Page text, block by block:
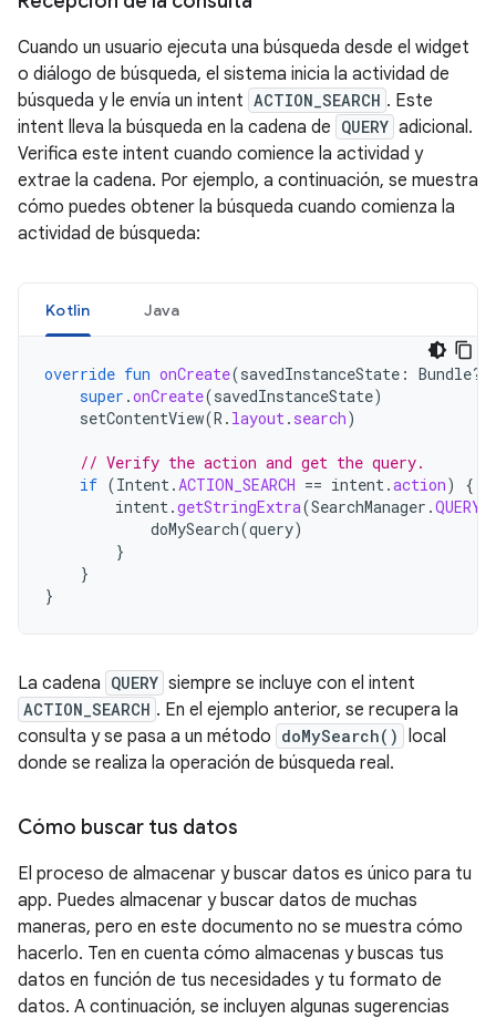
Cuando un usuario ejecuta una búsqueda desde el widget
o diálogo de búsqueda, el sistema inicia la actividad de
búsqueda y le envía un intent ACTION_SEARCH . Este
intent lleva la búsqueda en la cadena de QUERY adicional.
Verifica este intent cuando comience la actividad y
extrae la cadena. Por ejemplo, a continuación, se muestra
cómo puedes obtener la búsqueda cuando comienza la
actividad de búsqueda:
Kotlin Java
override fun onCreate(savedInstanceState : Bundle?)
super .onCreate(savedInstanceState)
setContentView(R . layout. search)
// Verify the action and get the query.
if (Intent.ACTION_SEARCH == intent.action)
{
intent.getStringExtra(SearchManager .QUERY
doMySearch(query)
}
}
}
La cadena QUERY siempre se incluye con el intent
ACTION_SEARCH . En el ejemplo anterior, se recupera la
consulta y se pasa a un método doMySearch() local
donde se realiza la operación de búsqueda real.
Cómo buscar tus datos
El proceso de almacenar y buscar datos es único para tu
app. Puedes almacenar y buscar datos de muchas
maneras, pero en este documento no se muestra cómo
hacerlo. Ten en cuenta cómo almacenas y buscas tus
datos en función de tus necesidades y tu formato de
datos. A continuación, se incluyen algunas sugerencias